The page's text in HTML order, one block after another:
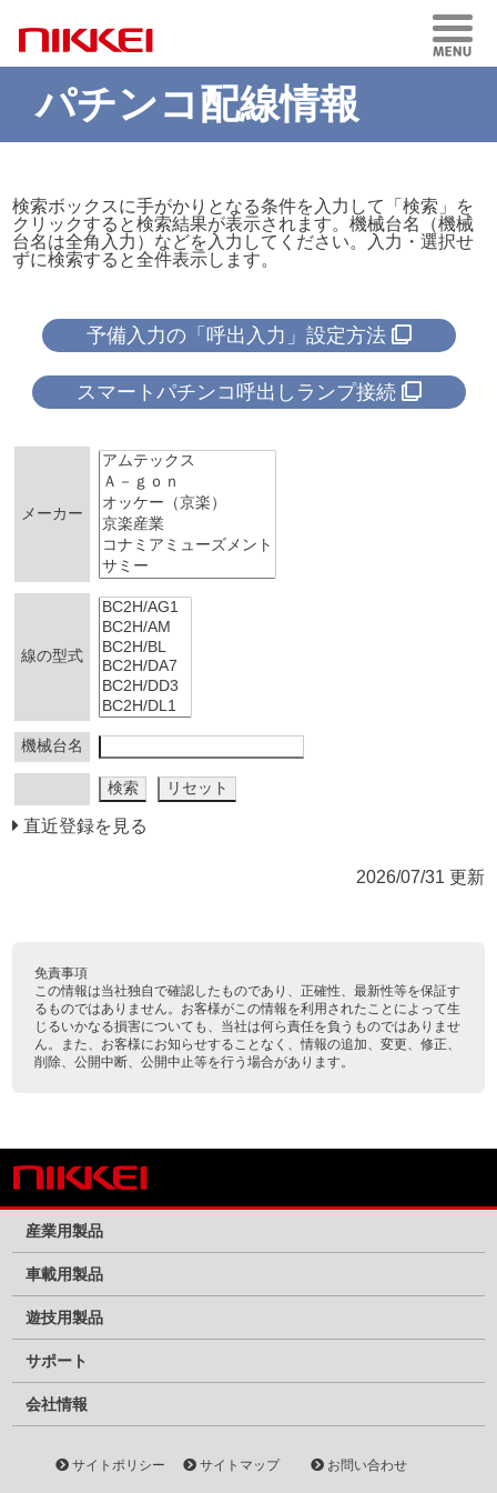
パチンコ配線情報
検索ボックスに手がかりとなる条件を入力して「検索」を
クリックすると検索結果が表示されます。機械台名（機械
台名は全角入力）などを入力してください。入力・選択せ
ずに検索すると全件表示します。
予備入力の「呼出入力」設定方法
スマートパチンコ呼出しランプ接続
メーカー
線の型式
機械台名
直近登録を見る
2026/07/31 更新
免責事項
この情報は当社独自で確認したものであり、正確性、最新性等を保証す
るものではありません。お客様がこの情報を利用されたことによって生
じるいかなる損害についても、当社は何ら責任を負うものではありませ
ん。また、お客様にお知らせすることなく、情報の追加、変更、修正、
削除、公開中断、公開中止等を行う場合があります。
産業用製品
車載用製品
遊技用製品
サポート
会社情報
サイトポリシー サイトマップ お問い合わせ